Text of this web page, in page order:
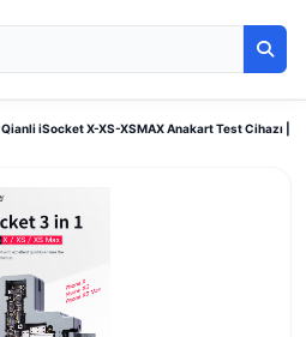
Qianli iSocket X-XS-XSMAX Anakart Test Cihazı |